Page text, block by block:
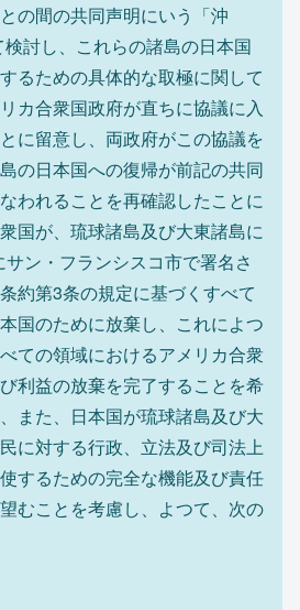
の間の共同声明にいう「沖
討し、これらの諸島の日本国
るための具体的な取極に関して
カ合衆国政府が直ちに協議に入
に留意し、両政府がこの協議を
の日本国への復帰が前記の共同
われることを再確認したことに
国が、琉球諸島及び大東諸島に
ン・フランシスコ市で署名さ
約第3条の規定に基づくすべて
国のために放棄し、これによつ
ての領域におけるアメリカ合衆
利益の放棄を完了することを希
また、日本国が琉球諸島及び大
に対する行政、立法及び司法上
するための完全な機能及び責任
むことを考慮し、よつて、次の